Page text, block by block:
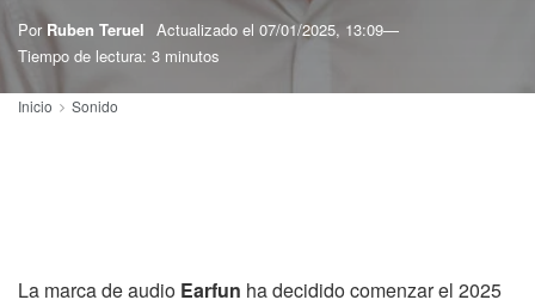
Por Ruben Teruel Actualizado el 07/01/2025, 13:09
Tiempo de lectura: 3 minutos
Inicio Sonido
La marca de audio Earfun ha decidido comenzar el 2025